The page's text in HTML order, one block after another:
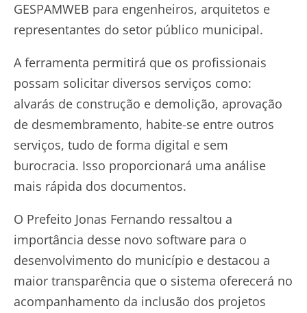
GESPAMWEB para engenheiros, arquitetos e
representantes do setor público municipal.
A ferramenta permitirá que os profissionais
possam solicitar diversos serviços como:
alvarás de construção e demolição, aprovação
de desmembramento, habite-se entre outros
serviços, tudo de forma digital e sem
burocracia. Isso proporcionará uma análise
mais rápida dos documentos.
O Prefeito Jonas Fernando ressaltou a
importância desse novo software para o
desenvolvimento do município e destacou a
maior transparência que o sistema oferecerá no
acompanhamento da inclusão dos projetos